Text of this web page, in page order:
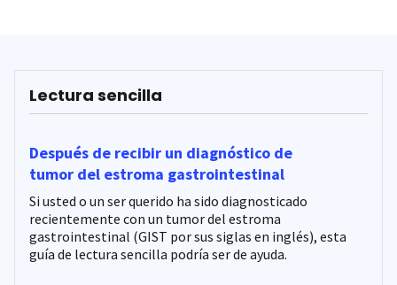
Lectura sencilla
Después de recibir un diagnóstico de
tumor del estroma gastrointestinal
Si usted o un ser querido ha sido diagnosticado
recientemente con un tumor del estroma
gastrointestinal (GIST por sus siglas en inglés), esta
guía de lectura sencilla podría ser de ayuda.